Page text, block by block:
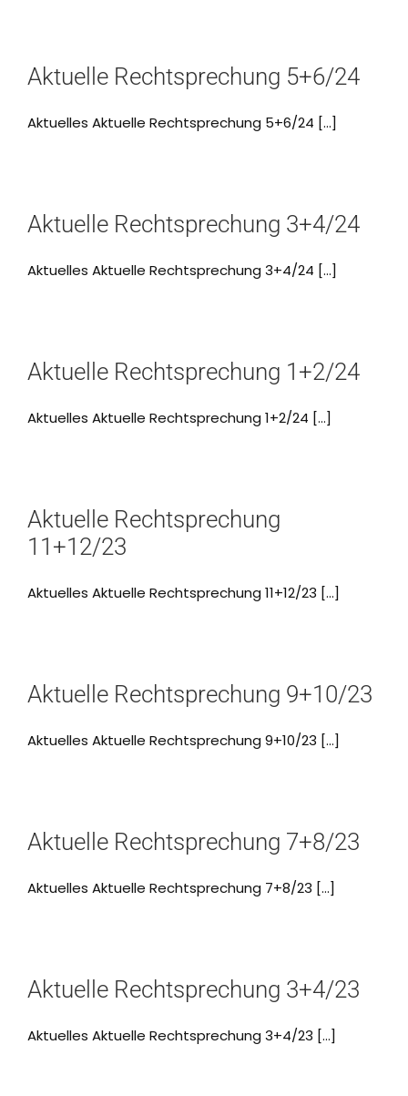
Aktuelle Rechtsprechung 5+6/24
Aktuelles Aktuelle Rechtsprechung 5+6/24 [...]
Aktuelle Rechtsprechung 3+4/24
Aktuelles Aktuelle Rechtsprechung 3+4/24 [...]
Aktuelle Rechtsprechung 1+2/24
Aktuelles Aktuelle Rechtsprechung 1+2/24 [...]
Aktuelle Rechtsprechung
11+12/23
Aktuelles Aktuelle Rechtsprechung 11+12/23 [...]
Aktuelle Rechtsprechung 9+10/23
Aktuelles Aktuelle Rechtsprechung 9+10/23 [...]
Aktuelle Rechtsprechung 7+8/23
Aktuelles Aktuelle Rechtsprechung 7+8/23 [...]
Aktuelle Rechtsprechung 3+4/23
Aktuelles Aktuelle Rechtsprechung 3+4/23 [...]